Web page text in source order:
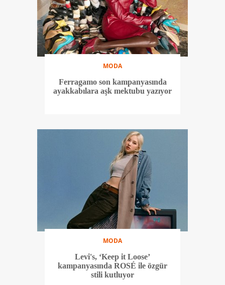
MODA
Ferragamo son kampanyasında
ayakkabılara aşk mektubu yazıyor
MODA
Levi's, ‘Keep it Loose’
kampanyasında ROSÉ ile özgür
stili kutluyor